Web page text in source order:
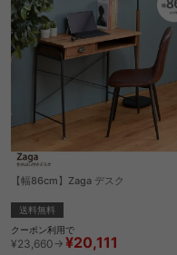
【幅86cm】Zaga デスク
送料無料
クーポン利用で
¥23,660→ ¥20,111